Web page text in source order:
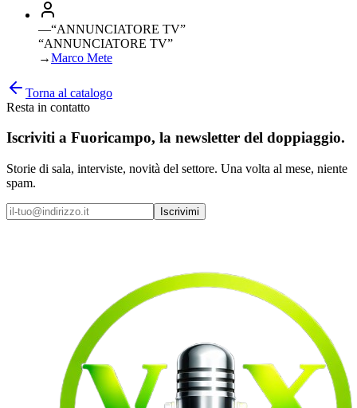
—“ANNUNCIATORE TV”
“ANNUNCIATORE TV”
→Marco Mete
Torna al catalogo
Resta in contatto
Iscriviti a Fuoricampo, la newsletter del doppiaggio.
Storie di sala, interviste, novità del settore. Una volta al mese, niente
spam.
Iscrivimi